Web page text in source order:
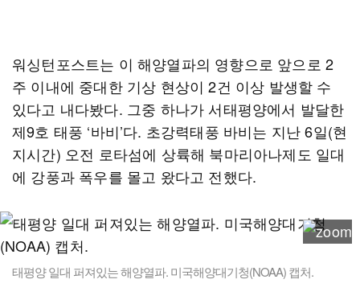
워싱턴포스트는 이 해양열파의 영향으로 앞으로 2
주 이내에 중대한 기상 현상이 2건 이상 발생할 수
있다고 내다봤다. 그중 하나가 서태평양에서 발달한
제9호 태풍 ‘바비’다. 초강력태풍 바비는 지난 6일(현
지시간) 오전 로타섬에 상륙해 북마리아나제도 일대
에 강풍과 폭우를 몰고 왔다고 전했다.
태평양 일대 퍼져있는 해양열파. 미국해양대기청(NOAA) 캡처.